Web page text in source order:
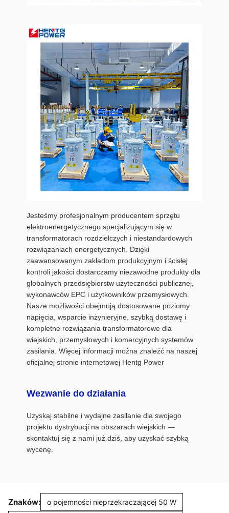
Jesteśmy profesjonalnym producentem sprzętu
elektroenergetycznego specjalizującym się w
transformatorach rozdzielczych i niestandardowych
rozwiązaniach energetycznych. Dzięki
zaawansowanym zakładom produkcyjnym i ścisłej
kontroli jakości dostarczamy niezawodne produkty dla
globalnych przedsiębiorstw użyteczności publicznej,
wykonawców EPC i użytkowników przemysłowych.
Nasze możliwości obejmują dostosowane poziomy
napięcia, wsparcie inżynieryjne, szybką dostawę i
kompletne rozwiązania transformatorowe dla
wiejskich, przemysłowych i komercyjnych systemów
zasilania. Więcej informacji można znaleźć na naszej
oficjalnej stronie internetowej Hentg Power
Wezwanie do działania
Uzyskaj stabilne i wydajne zasilanie dla swojego
projektu dystrybucji na obszarach wiejskich —
skontaktuj się z nami już dziś, aby uzyskać szybką
wycenę.
Znaków: o pojemności nieprzekraczającej 50 W